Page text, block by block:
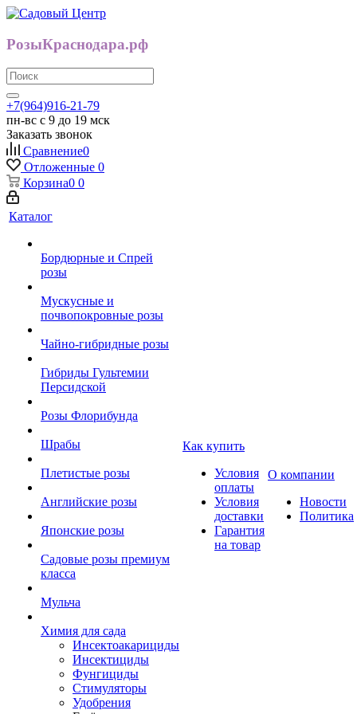
РозыКраснодара.рф
+7(964)916-21-79
пн-вс с 9 до 19 мск
Заказать звонок
Сравнение0
Отложенные 0
Корзина0 0
Каталог
Бордюрные и Спрей
розы
Мускусные и
почвопокровные розы
Чайно-гибридные розы
Гибриды Гультемии
Персидской
Розы Флорибунда
Шрабы
Плетистые розы
Английские розы
Японские розы
Садовые розы премиум
класса
Мульча
Химия для сада
Инсектоакарициды
Инсектициды
Фунгициды
Стимуляторы
Удобрения
Как купить
Условия
оплаты
Условия
доставки
Гарантия
на товар
О компании
Новости
Политика